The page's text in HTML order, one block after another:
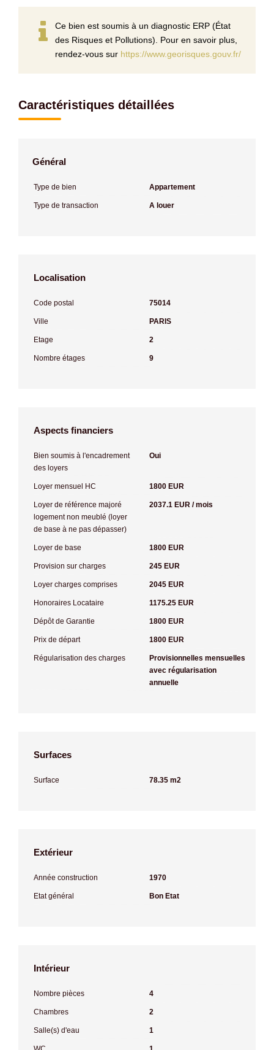
Ce bien est soumis à un diagnostic ERP (État
des Risques et Pollutions). Pour en savoir plus,
rendez-vous sur https://www.georisques.gouv.fr/
Caractéristiques détaillées
Général
Type de bien Appartement
Type de transaction A louer
Localisation
Code postal 75014
Ville PARIS
Etage 2
Nombre étages 9
Aspects financiers
Bien soumis à l'encadrement
des loyers
Oui
Loyer mensuel HC 1800 EUR
Loyer de référence majoré
logement non meublé (loyer
de base à ne pas dépasser)
2037.1 EUR / mois
Loyer de base 1800 EUR
Provision sur charges 245 EUR
Loyer charges comprises 2045 EUR
Honoraires Locataire 1175.25 EUR
Dépôt de Garantie 1800 EUR
Prix de départ 1800 EUR
Régularisation des charges
Provisionnelles mensuelles
avec régularisation
annuelle
Surfaces
Surface 78.35 m2
Extérieur
Année construction 1970
Etat général Bon Etat
Intérieur
Nombre pièces 4
Chambres 2
Salle(s) d'eau 1